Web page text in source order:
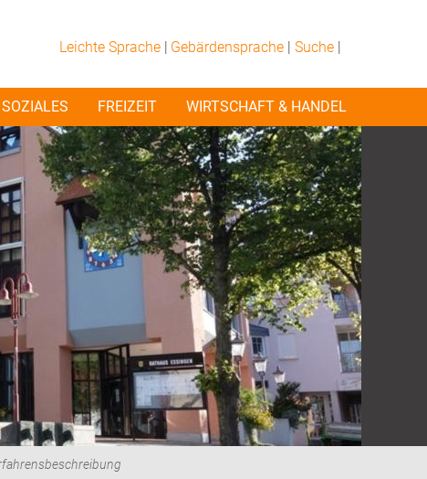
Leichte Sprache | Gebärdensprache | Suche|
FREIZEIT WIRTSCHAFT & HANDEL